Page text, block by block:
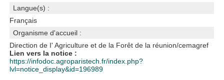
Langue(s) :
Français
Organisme d'accueil :
Direction de I' Agriculture et de la Forêt de la réunion/cemagref
Lien vers la notice :
https://infodoc.agroparistech.fr/index.php?
lvl=notice_display&id=196989